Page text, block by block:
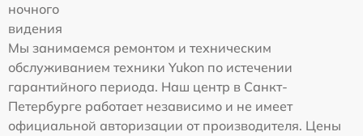
ночного
видения
Мы занимаемся ремонтом и техническим
обслуживанием техники Yukon по истечении
гарантийного периода. Наш центр в Санкт-
Петербурге работает независимо и не имеет
официальной авторизации от производителя. Цены